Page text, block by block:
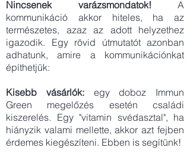
Nincsenek varázsmondatok! A
kommunikáció akkor hiteles, ha az
természetes, azaz az adott helyzethez
igazodik. Egy rövid útmutatót azonban
adhatunk, amire a kommunikációnkat
építhetjük:
Kisebb vásárlók:egy doboz Immun
Green megelőzés esetén családi
kiszerelés. Egy "vitamin svédasztal", ha
hiányzik valami mellette, akkor azt fejben
érdemes kiegészíteni. Ebben is segítünk!